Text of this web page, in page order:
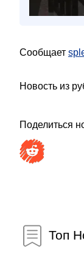
Сообщает
Новость из
Поделиться
Топ